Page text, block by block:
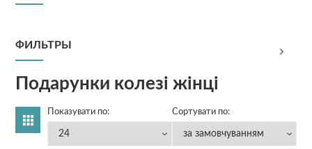
ФИЛЬТРЫ
Подарунки колезі жінці
Показувати по: Сортувати по: